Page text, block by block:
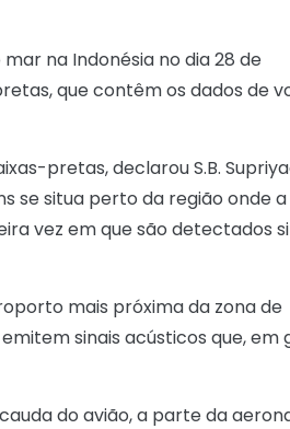
na Indonésia no dia 28 de
que contêm os dados de
pretas, declarou S.B.
se situa perto da região onde
vez em que são detectados
mais próxima da zona de
sinais acústicos que, em
do avião, a parte da